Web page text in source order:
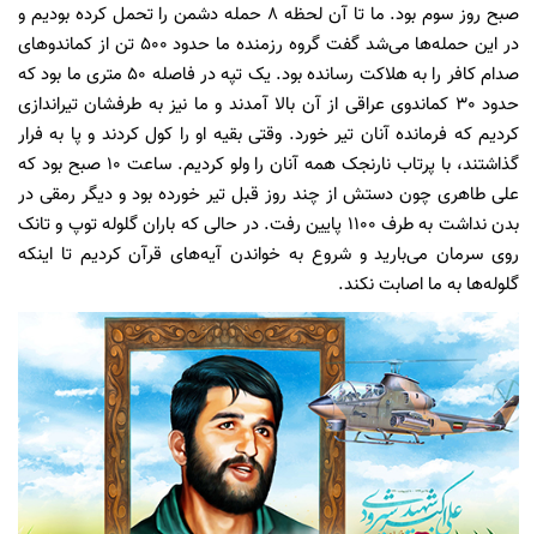
صبح روز سوم بود. ما تا آن لحظه 8 حمله دشمن را تحمل کرده بودیم و
در این حمله‌ها می‌شد گفت گروه رزمنده ما حدود 500 تن از کماندوهای
صدام کافر را به هلاکت رسانده بود. یک تپه در فاصله 50 متری ما بود که
حدود 30 کماندوی عراقی از آن بالا آمدند و ما نیز به طرفشان تیراندازی
کردیم که فرمانده آنان تیر خورد. وقتی بقیه او را کول کردند و پا به فرار
گذاشتند، با پرتاب نارنجک همه آنان را ولو کردیم. ساعت 10 صبح بود که
علی طاهری چون دستش از چند روز قبل تیر خورده بود و دیگر رمقی در
بدن نداشت به طرف 1100 پایین رفت. در حالی که باران گلوله توپ و تانک
روی سرمان می‌بارید و شروع به خواندن آیه‌های قرآن کردیم تا اینکه
گلوله‌ها به ما اصابت نکند.